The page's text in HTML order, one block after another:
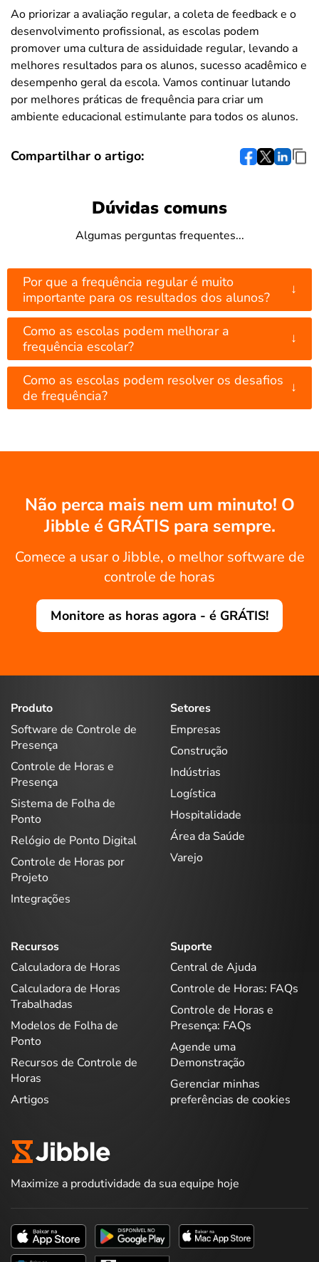
Ao priorizar a avaliação regular, a coleta de feedback e o
desenvolvimento profissional, as escolas podem
promover uma cultura de assiduidade regular, levando a
melhores resultados para os alunos, sucesso acadêmico e
desempenho geral da escola. Vamos continuar lutando
por melhores práticas de frequência para criar um
ambiente educacional estimulante para todos os alunos.
Compartilhar o artigo:
Dúvidas comuns
Algumas perguntas frequentes...
Por que a frequência regular é muito
importante para os resultados dos alunos?
↓
Como as escolas podem melhorar a
frequência escolar?
↓
Como as escolas podem resolver os desafios
de frequência?
↓
Não perca mais nem um minuto! O
Jibble é GRÁTIS para sempre.
Comece a usar o Jibble, o melhor software de
controle de horas
Monitore as horas agora - é GRÁTIS!
Produto
Software de Controle de
Presença
Controle de Horas e
Presença
Sistema de Folha de
Ponto
Relógio de Ponto Digital
Controle de Horas por
Projeto
Integrações
Setores
Empresas
Construção
Indústrias
Logística
Hospitalidade
Área da Saúde
Varejo
Recursos
Calculadora de Horas
Calculadora de Horas
Trabalhadas
Modelos de Folha de
Ponto
Recursos de Controle de
Horas
Artigos
Suporte
Central de Ajuda
Controle de Horas: FAQs
Controle de Horas e
Presença: FAQs
Agende uma
Demonstração
Gerenciar minhas
preferências de cookies
Maximize a produtividade da sua equipe hoje